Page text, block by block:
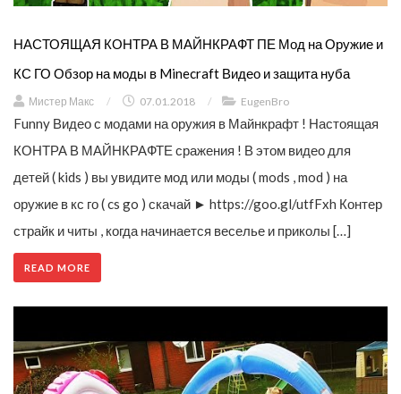
НАСТОЯЩАЯ КОНТРА В МАЙНКРАФТ ПЕ Мод на Оружие и
КС ГО Обзор на моды в Minecraft Видео и защита нуба
Мистер Макс / 07.01.2018 / EugenBro
Funny Видео с модами на оружия в Майнкрафт ! Настоящая
КОНТРА В МАЙНКРАФТЕ сражения ! В этом видео для
детей ( kids ) вы увидите мод или моды ( mods , mod ) на
оружие в кс го ( cs go ) скачай ► https://goo.gl/utfFxh Контер
страйк и читы , когда начинается веселье и приколы […]
READ MORE